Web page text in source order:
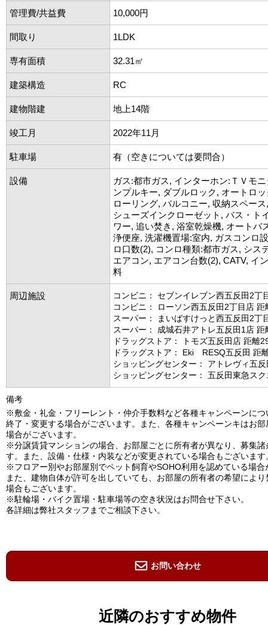
管理費/共益費 10,000円
間取り 1LDK
専有面積 32.31㎡
建築構造 RC
建物階建 地上14階
竣工月 2022年11月
駐車場 有（空きについては要問合）
設備
ガス:都市ガス, インターホン:ＴＶモ
ンプルキー, ダブルロック, オートロ
ローリング, バルコニー, 収納スペー
シューズインクローゼット, バス・ト
ワー, 追い焚き, 浴室乾燥機, オートバ
浄便座, 洗濯機置場:室内, ガスコンロ
ロ口数(2), コンロ種類:都市ガス, シス
エアコン, エアコン台数(2), CATV, イ
料
周辺施設
コンビニ： セブンイレブン西五反田2丁
コンビニ： ローソン西五反田2丁目店 距
スーパー： まいばすけっと西五反田2丁
スーパー： 成城石井アトレ五反田1店 距
ドラッグストア： トモズ五反田店 距離
ドラッグストア： Eki RESQ五反田 距
ショッピングセンター： アトレヴィ五
ショッピングセンター： 五反田東急ス
備考
※敷金・礼金・フリーレント・仲介手数料など各種キャンペーンにつ
終了・変更する場合がございます。また、各種キャンペーンキはお
場合がございます。
※分譲賃貸マンションの場合、お部屋ごとに所有者が異なり、募集諸
す。また、設備・仕様・内装などが変更されている場合もございます
※フロアー別やお部屋別でペット飼育やSOHO利用を認めている場合
また、建物自体が許可を出していても、お部屋の所有者の希望によ
場合もございます。
※駐輪場・バイク置場・駐車場等の空き状況はお問合せ下さい。
各詳細は弊社スタッフまでご相談下さい。
お問い合わせ
近隣のおすすめ物件